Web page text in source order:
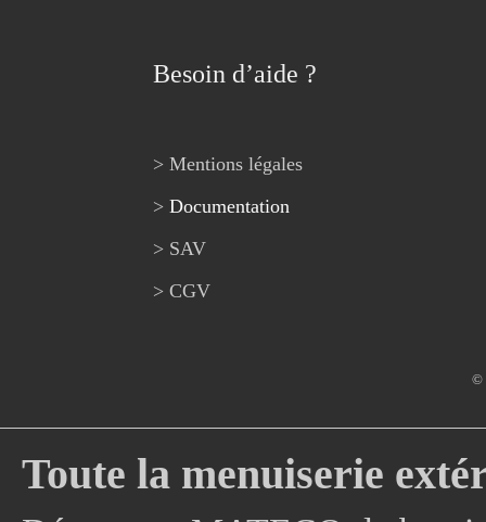
Besoin d’aide ?
> Mentions légales
> Documentation
> SAV
> CGV
©
Toute la menuiserie